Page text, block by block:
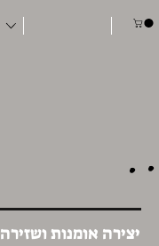
יצירה אומנות ושזירה